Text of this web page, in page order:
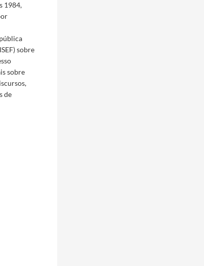
1984,
sobre
sobre
de